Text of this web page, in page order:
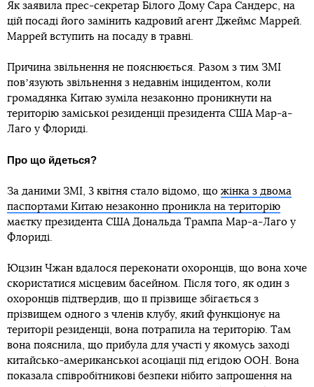
Як заявила прес-секретар Білого Дому Сара Сандерс, на
цій посаді його замінить кадровий агент Джеймс Маррей.
Маррей вступить на посаду в травні.
Причина звільнення не пояснюється. Разом з тим ЗМІ
повʼязують звільнення з недавнім інцидентом, коли
громадянка Китаю зуміла незаконно проникнути на
територію заміської резиденції президента США Мар-а-
Лаго у Флориді.
Про що йдеться?
За даними ЗМІ, 3 квітня стало відомо, що жінка з двома
паспортами Китаю незаконно проникла на територію
маєтку президента США Дональда Трампа Мар-а-Лаго у
Флориді.
Юцзин Чжан вдалося переконати охоронців, що вона хоче
скористатися місцевим басейном. Після того, як один з
охоронців підтвердив, що її прізвище збігається з
прізвищем одного з членів клубу, який функціонує на
території резиденції, вона потрапила на територію. Там
вона пояснила, що прибула для участі у якомусь заході
китайсько-американської асоціації під егідою ООН. Вона
показала співробітникові безпеки нібито запрошення на